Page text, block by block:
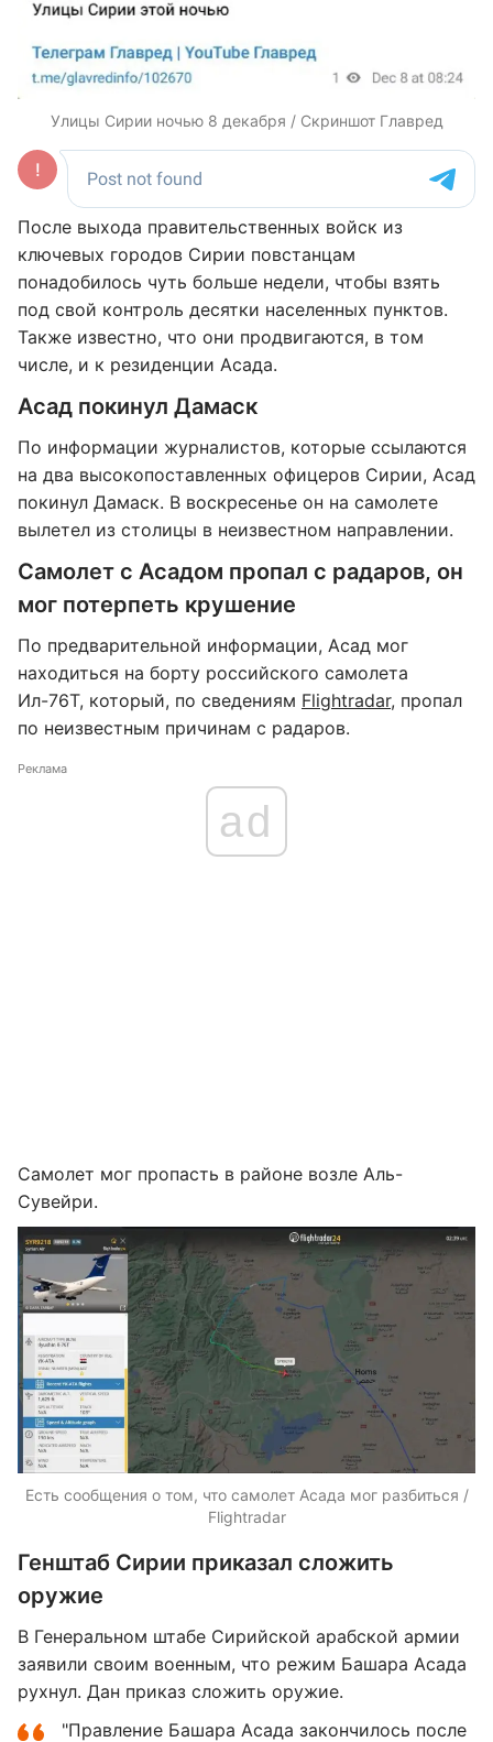
Улицы Сирии ночью 8 декабря / Скриншот Главред
После выхода правительственных войск из
ключевых городов Сирии повстанцам
понадобилось чуть больше недели, чтобы взять
под свой контроль десятки населенных пунктов.
Также известно, что они продвигаются, в том
числе, и к резиденции Асада.
Асад покинул Дамаск
По информации журналистов, которые ссылаются
на два высокопоставленных офицеров Сирии, Асад
покинул Дамаск. В воскресенье он на самолете
вылетел из столицы в неизвестном направлении.
Самолет с Асадом пропал с радаров, он
мог потерпеть крушение
По предварительной информации, Асад мог
находиться на борту российского самолета
Ил-76Т, который, по сведениям Flightradar, пропал
по неизвестным причинам с радаров.
Реклама
ad
Самолет мог пропасть в районе возле Аль-
Сувейри.
Есть сообщения о том, что самолет Асада мог разбиться /
Flightradar
Генштаб Сирии приказал сложить
оружие
В Генеральном штабе Сирийской арабской армии
заявили своим военным, что режим Башара Асада
рухнул. Дан приказ сложить оружие.
"Правление Башара Асада закончилось после